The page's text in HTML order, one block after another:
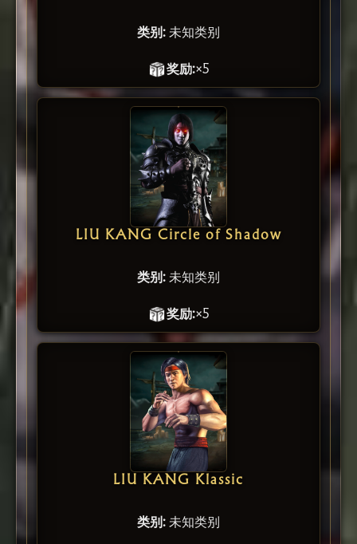
类别: 未知类别
奖励:×5
LIU KANG Circle of Shadow
类别: 未知类别
奖励:×5
LIU KANG Klassic
类别: 未知类别